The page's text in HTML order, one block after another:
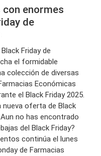
enormes
de
Friday de
el formidable
colección de diversas
Económicas
el Black Friday 2025.
oferta de Black
no has encontrado
del Black Friday?
continúa el lunes
de Farmacias